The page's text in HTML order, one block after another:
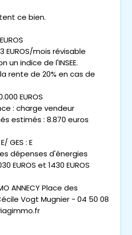
ce bien.
EUROS/mois révisable
un indice de l'INSEE.
rente de 20% en cas de
EUROS
: charge vendeur
estimés : 8.870 euros
GES : E
dépenses d'énergies
EUROS et 1430 EUROS
ANNECY Place des
Vogt Mugnier - 04 50 08